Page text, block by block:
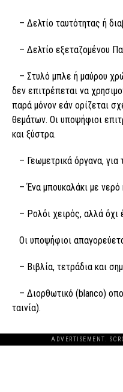
– Δελτίο ταυτότητας ή
– Δελτίο εξεταζομένου
– Στυλό μπλε ή μαύρου
δεν επιτρέπεται να
παρά μόνον εάν ορίζεται
θεμάτων. Οι υποψήφιοι
και ξύστρα.
– Γεωμετρικά όργανα, για
– Ένα μπουκαλάκι με νερό
– Ρολόι χειρός, αλλά όχι
Οι υποψήφιοι
– Βιβλία, τετράδια και
– Διορθωτικό (blanco)
ταινία).
ADVERTISEMENT.